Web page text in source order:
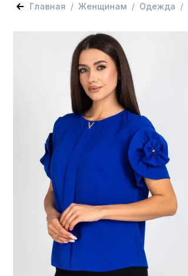
Главная Женщинам Одежда